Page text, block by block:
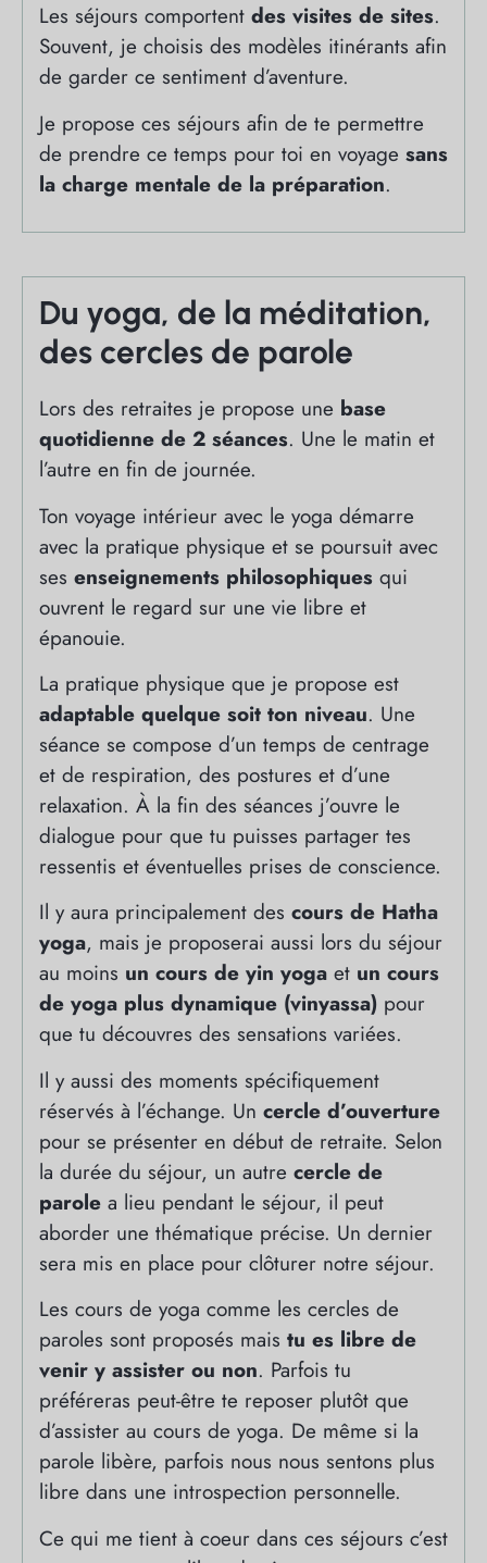
Les séjours comportent des visites de sites.
Souvent, je choisis des modèles itinérants afin
de garder ce sentiment d’aventure.
Je propose ces séjours afin de te permettre
de prendre ce temps pour toi en voyage sans
la charge mentale de la préparation.
Du yoga, de la méditation,
des cercles de parole
Lors des retraites je propose une base
quotidienne de 2 séances. Une le matin et
l’autre en fin de journée.
Ton voyage intérieur avec le yoga démarre
avec la pratique physique et se poursuit avec
ses enseignements philosophiques qui
ouvrent le regard sur une vie libre et
épanouie.
La pratique physique que je propose est
adaptable quelque soit ton niveau. Une
séance se compose d’un temps de centrage
et de respiration, des postures et d’une
relaxation. À la fin des séances j’ouvre le
dialogue pour que tu puisses partager tes
ressentis et éventuelles prises de conscience.
Il y aura principalement des cours de Hatha
yoga, mais je proposerai aussi lors du séjour
au moins un cours de yin yoga et un cours
de yoga plus dynamique (vinyassa) pour
que tu découvres des sensations variées.
Il y aussi des moments spécifiquement
réservés à l’échange. Un cercle d’ouverture
pour se présenter en début de retraite. Selon
la durée du séjour, un autre cercle de
parole a lieu pendant le séjour, il peut
aborder une thématique précise. Un dernier
sera mis en place pour clôturer notre séjour.
Les cours de yoga comme les cercles de
paroles sont proposés mais tu es libre de
venir y assister ou non. Parfois tu
préféreras peut-être te reposer plutôt que
d’assister au cours de yoga. De même si la
parole libère, parfois nous nous sentons plus
libre dans une introspection personnelle.
Ce qui me tient à coeur dans ces séjours c’est